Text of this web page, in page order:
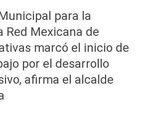
para la
Red Mexicana de
marcó el inicio de
por el desarrollo
afirma el alcalde